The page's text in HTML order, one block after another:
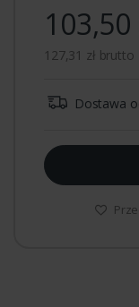
103,50
127,31 zł brutto
Dostawa